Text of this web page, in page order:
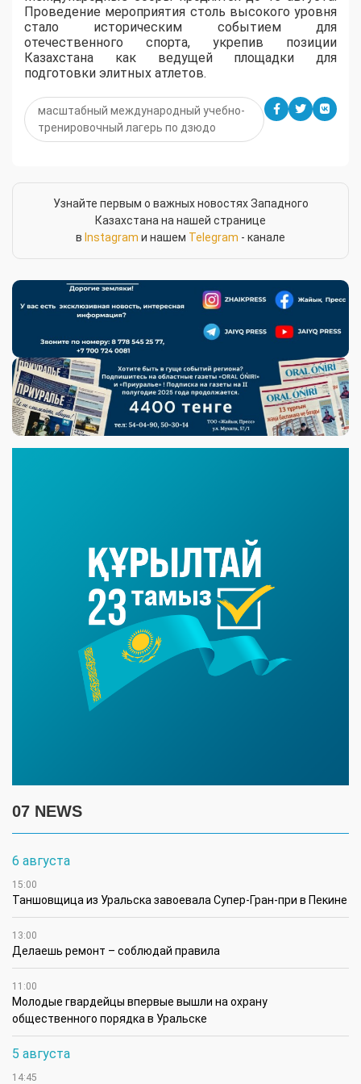
Проведение мероприятия столь высокого уровня
стало историческим событием для
отечественного спорта, укрепив позиции
Казахстана как ведущей площадки для
подготовки элитных атлетов.
масштабный международный учебно-
тренировочный лагерь по дзюдо
Узнайте первым о важных новостях Западного
Казахстана на нашей странице
в Instagram и нашем Telegram - канале
07 NEWS
6 августа
15:00
Таншовщица из Уральска завоевала Супер-Гран-при в Пекине
13:00
Делаешь ремонт – соблюдай правила
11:00
Молодые гвардейцы впервые вышли на охрану
общественного порядка в Уральске
5 августа
14:45